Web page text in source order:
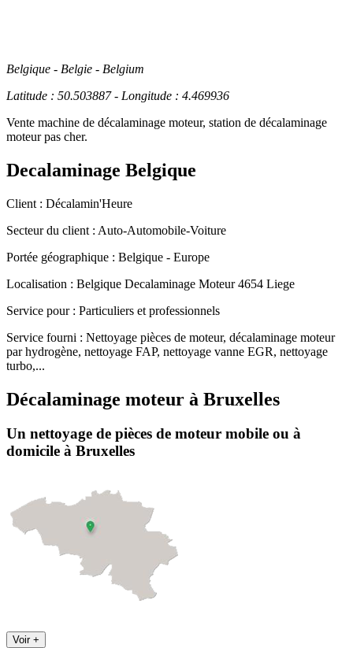
Belgique - Belgie - Belgium
Latitude : 50.503887 - Longitude : 4.469936
Vente machine de décalaminage moteur, station de décalaminage
moteur pas cher.
Decalaminage Belgique
Client : Décalamin'Heure
Secteur du client : Auto-Automobile-Voiture
Portée géographique : Belgique - Europe
Localisation : Belgique Decalaminage Moteur 4654 Liege
Service pour : Particuliers et professionnels
Service fourni : Nettoyage pièces de moteur, décalaminage moteur
par hydrogène, nettoyage FAP, nettoyage vanne EGR, nettoyage
turbo,...
Décalaminage moteur à Bruxelles
Un nettoyage de pièces de moteur mobile ou à
domicile à Bruxelles
Voir +